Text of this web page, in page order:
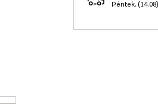
Péntek. (14.08)